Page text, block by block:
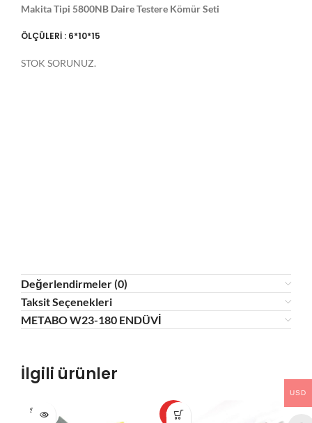
Makita Tipi 5800NB Daire Testere Kömür Seti
ÖLÇÜLERİ : 6*10*15
STOK SORUNUZ.
Değerlendirmeler (0)
Taksit Seçenekleri
METABO W23-180 ENDÜVİ
İlgili ürünler
SOLD O
UT
HOT
USD